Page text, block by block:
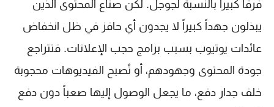
فرقاً كبيراً بالنسبة لجوجل. لكن صناع المحتوى الذين
يبذلون جهداً كبيراً لا يجدون أي حافز في ظل انخفاض
عائدات يوتيوب بسبب برامج حجب الإعلانات. فتتراجع
جودة المحتوى وجهودهم، أو تُصبح الفيديوهات محجوبة
خلف جدار دفع، ما يجعل الوصول إليها صعباً دون دفع